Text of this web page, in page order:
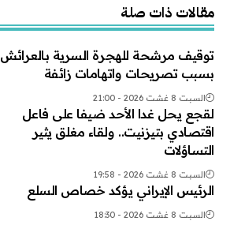
مقالات ذات صلة
توقيف مرشحة للهجرة السرية بالعرائش
بسبب تصريحات واتهامات زائفة
السبت 8 غشت 2026 - 21:00
لقجع يحل غدا الأحد ضيفا على فاعل
اقتصادي بتيزنيت.. ولقاء مغلق يثير
التساؤلات
السبت 8 غشت 2026 - 19:58
الرئيس الإيراني يؤكد خصاص السلع
السبت 8 غشت 2026 - 18:30